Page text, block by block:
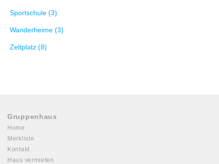
Sportschule (3)
Wanderheime (3)
Zeltplatz (8)
Gruppenhaus
Home
Merkliste
Kontakt
Haus vermieten